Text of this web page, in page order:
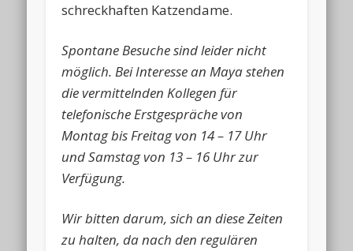
schreckhaften Katzendame.
Spontane Besuche sind leider nicht
möglich. Bei Interesse an Maya stehen
die vermittelnden Kollegen für
telefonische Erstgespräche von
Montag bis Freitag von 14 – 17 Uhr
und Samstag von 13 – 16 Uhr zur
Verfügung.
Wir bitten darum, sich an diese Zeiten
zu halten, da nach den regulären